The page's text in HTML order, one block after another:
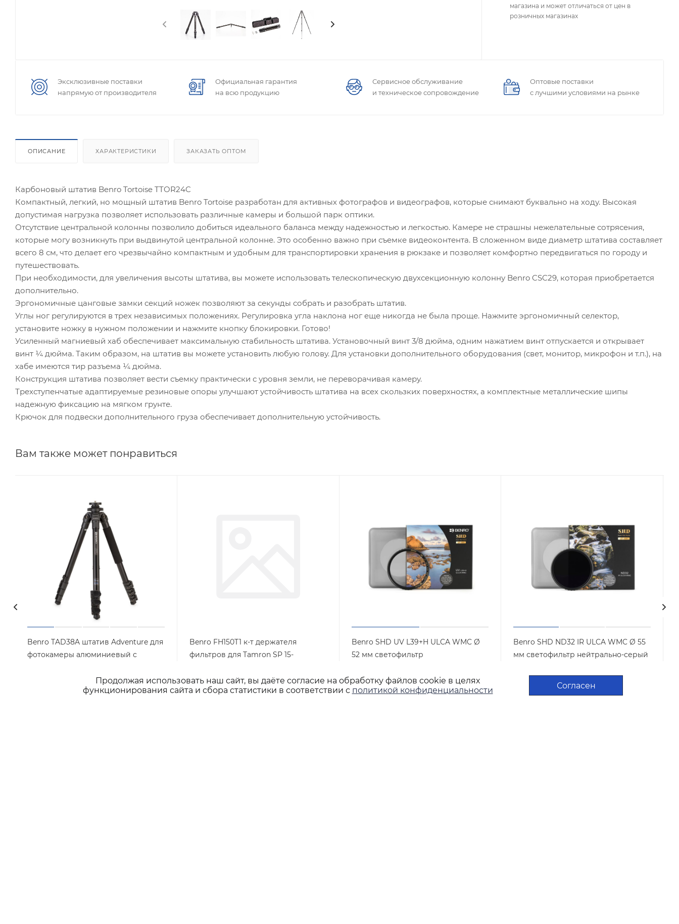
Продолжая использовать наш сайт, вы даёте согласие на обработку файлов cookie в целях
функционирования сайта и сбора статистики в соответствии с политикой конфиденциальности Согласен
Эксклюзивные поставки
напрямую от производителя
Официальная гарантия
на всю продукцию
Сервисное обслуживание
и техническое сопровождение
Оптовые поставки
с лучшими условиями на рынке
ОПИСАНИЕ ХАРАКТЕРИСТИКИ ЗАКАЗАТЬ ОПТОМ
Карбоновый штатив Benro Tortoise TTOR24C
Компактный, легкий, но мощный штатив Benro Tortoise разработан для активных фотографов и видеографов, которые снимают буквально на ходу. Высокая
допустимая нагрузка позволяет использовать различные камеры и большой парк оптики.
Отсутствие центральной колонны позволило добиться идеального баланса между надежностью и легкостью. Камере не страшны нежелательные сотрясения,
которые могу возникнуть при выдвинутой центральной колонне. Это особенно важно при съемке видеоконтента. В сложенном виде диаметр штатива составляет
всего 8 см, что делает его чрезвычайно компактным и удобным для транспортировки хранения в рюкзаке и позволяет комфортно передвигаться по городу и
путешествовать.
При необходимости, для увеличения высоты штатива, вы можете использовать телескопическую двухсекционную колонну Benro CSC29, которая приобретается
дополнительно.
Эргономичные цанговые замки секций ножек позволяют за секунды собрать и разобрать штатив.
Углы ног регулируются в трех независимых положениях. Регулировка угла наклона ног еще никогда не была проще. Нажмите эргономичный селектор,
установите ножку в нужном положении и нажмите кнопку блокировки. Готово!
Усиленный магниевый хаб обеспечивает максимальную стабильность штатива. Установочный винт 3/8 дюйма, одним нажатием винт отпускается и открывает
винт ¼ дюйма. Таким образом, на штатив вы можете установить любую голову. Для установки дополнительного оборудования (свет, монитор, микрофон и т.п.), на
хабе имеются тир разъема ¼ дюйма.
Конструкция штатива позволяет вести съемку практически с уровня земли, не переворачивая камеру.
Трехступенчатые адаптируемые резиновые опоры улучшают устойчивость штатива на всех скользких поверхностях, а комплектные металлические шипы
надежную фиксацию на мягком грунте.
Крючок для подвески дополнительного груза обеспечивает дополнительную устойчивость.
Вам также может понравиться
Benro TAD38A штатив Adventure для
фотокамеры алюминиевый с
Арт.: TAD38A
Benro FH150T1 к-т держателя
фильтров для Tamron SP 15-
(вкл.FH150LR95 и DR9577)
Нет в наличии Арт.: FH150T1
Benro SHD UV L39+H ULCA WMC Ø
52 мм светофильтр
Нет в наличии Арт.: SHDUVH52
Benro SHD ND32 IR ULCA WMC Ø 55
мм светофильтр нейтрально-серый
магазина и может отличаться от цен в
розничных магазинах